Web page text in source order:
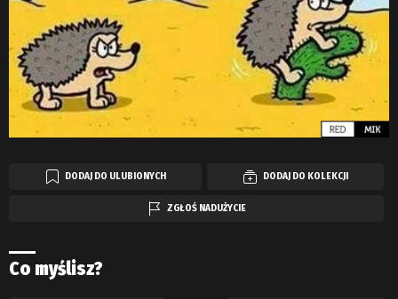
DODAJ DO ULUBIONYCH DODAJ DO KOLEKCJI
ZGŁOŚ NADUŻYCIE
Co myślisz?